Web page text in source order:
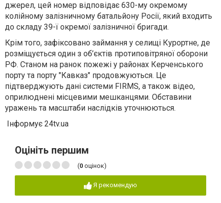
джерел, цей номер відповідає 630-му окремому
колійному залізничному батальйону Росії, який входить
до складу 39-ї окремої залізничної бригади.
Крім того, зафіксовано займання у селищі Курортне, де
розміщується один з об’єктів протиповітряної оборони
РФ. Станом на ранок пожежі у районах Керченського
порту та порту "Кавказ" продовжуються. Це
підтверджують дані системи FIRMS, а також відео,
оприлюднені місцевими мешканцями. Обставини
уражень та масштаби наслідків уточнюються.
Інформує 24tv.ua
Оцініть першим
(0 оцінок)
Я рекомендую